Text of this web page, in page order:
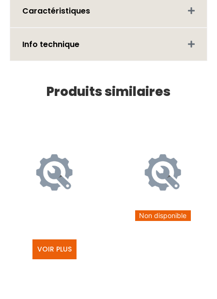
Caractéristiques
Info technique
Produits similaires
VOIR PLUS
Non disponible